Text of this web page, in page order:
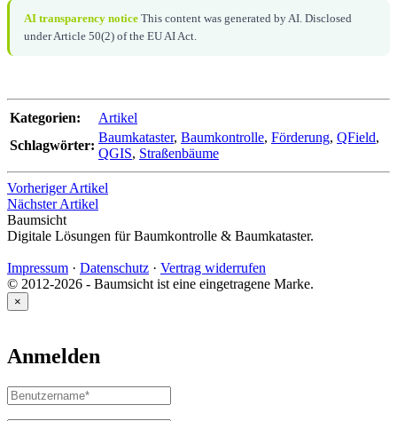
AI transparency notice This content was generated by AI. Disclosed
under Article 50(2) of the EU AI Act.
Kategorien:
Artikel
Schlagwörter:
Baumkataster, Baumkontrolle, Förderung, QField,
QGIS, Straßenbäume
Vorheriger Artikel
Nächster Artikel
Baumsicht
Digitale Lösungen für Baumkontrolle & Baumkataster.
Impressum · Datenschutz · Vertrag widerrufen
© 2012-2026 - Baumsicht ist eine eingetragene Marke.
×
Anmelden
Benutzername
oder